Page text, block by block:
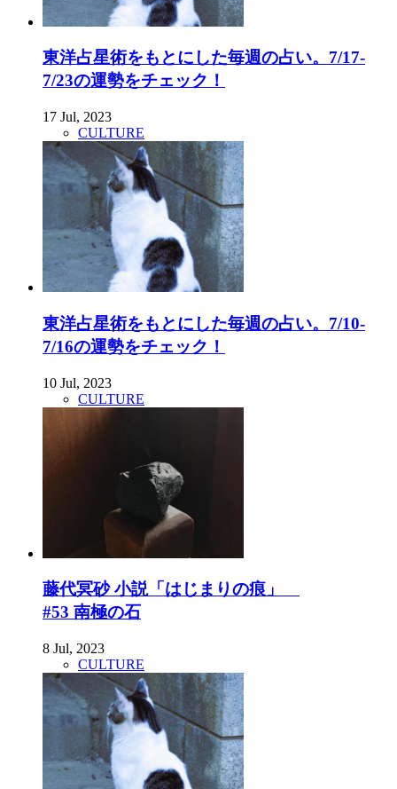
東洋占星術をもとにした毎週の占い。7/17-
7/23の運勢をチェック！
17 Jul, 2023
CULTURE
東洋占星術をもとにした毎週の占い。7/10-
7/16の運勢をチェック！
10 Jul, 2023
CULTURE
藤代冥砂 小説「はじまりの痕」
#53 南極の石
8 Jul, 2023
CULTURE